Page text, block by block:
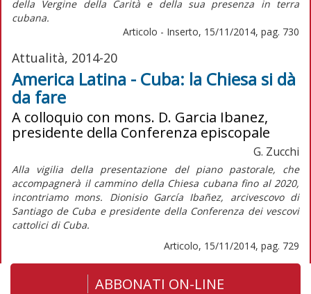
della Vergine della Carità e della sua presenza in terra
cubana.
Articolo - Inserto, 15/11/2014, pag. 730
Attualità, 2014-20
America Latina - Cuba: la Chiesa si dà
da fare
A colloquio con mons. D. Garcia Ibanez,
presidente della Conferenza episcopale
G. Zucchi
Alla vigilia della presentazione del piano pastorale, che
accompagnerà il cammino della Chiesa cubana fino al 2020,
incontriamo mons. Dionisio García Ibañez, arcivescovo di
Santiago de Cuba e presidente della Conferenza dei vescovi
cattolici di Cuba.
Articolo, 15/11/2014, pag. 729
ABBONATI ON-LINE